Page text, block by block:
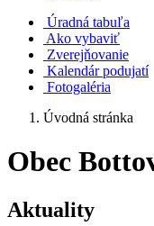
Úradná tabuľa
Ako vybaviť
Zverejňovanie
Kalendár podujatí
Fotogaléria
Úvodná stránka
Obec
Aktuality